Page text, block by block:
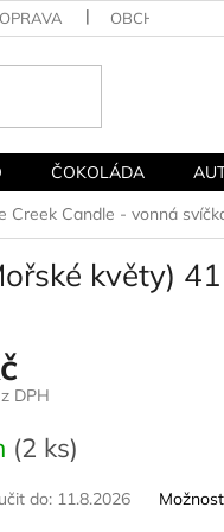
OBCHODNÍ
ČOKOLÁDA
Creek Candle - vonná
květy)
DPH
(2 ks)
do: 11.8.2026